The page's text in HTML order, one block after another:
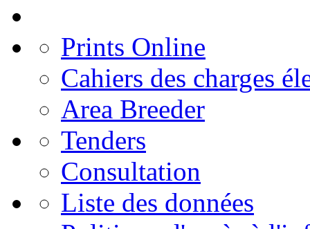
Prints Online
Cahiers des charges
Area Breeder
Tenders
Consultation
Liste des données